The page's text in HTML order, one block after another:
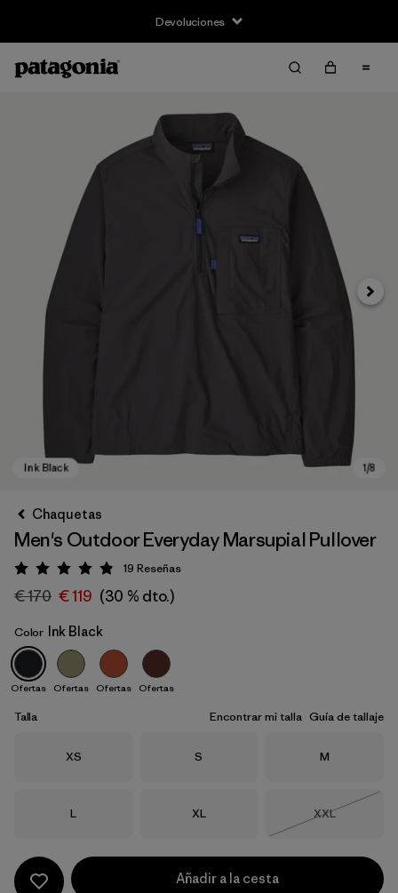
Devoluciones
Ink Black
Chaquetas
Men's Outdoor Everyday Marsupial Pullover
Puntuación: 4.9 / 5
19 Reseñas
€ 170 € 119 (30 % dto.)
Color Ink Black
Ofertas Ofertas Ofertas Ofertas
Talla Encontrar mi talla Guía de tallaje
Talla
XS Talla
S Talla
M
Talla
L Talla
XL Talla
XXL
Añadir a la cesta